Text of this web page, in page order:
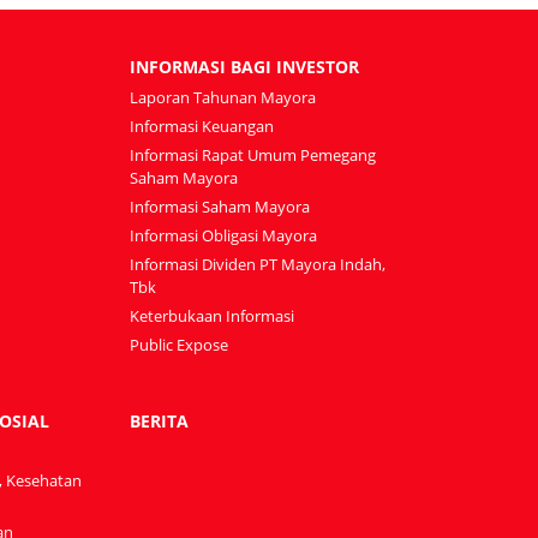
INFORMASI BAGI INVESTOR
Laporan Tahunan Mayora
Informasi Keuangan
Informasi Rapat Umum Pemegang
Saham Mayora
Informasi Saham Mayora
Informasi Obligasi Mayora
Informasi Dividen PT Mayora Indah,
Tbk
Keterbukaan Informasi
Public Expose
Kesehatan
BERITA